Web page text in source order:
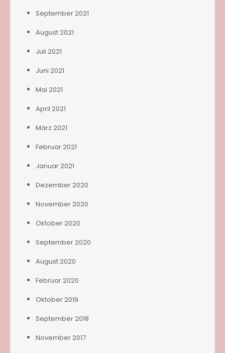
September 2021
August 2021
Juli 2021
Juni 2021
Mai 2021
April 2021
März 2021
Februar 2021
Januar 2021
Dezember 2020
November 2020
Oktober 2020
September 2020
August 2020
Februar 2020
Oktober 2019
September 2018
November 2017